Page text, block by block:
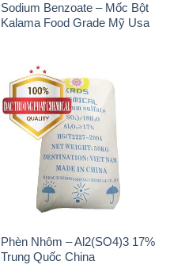
Sodium Benzoate – Mốc Bột
Kalama Food Grade Mỹ Usa
Phèn Nhôm – Al2(SO4)3 17%
Trung Quốc China